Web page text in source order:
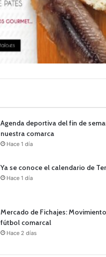
Agenda deportiva del fin de
nuestra comarca
Hace 1 día
Ya se conoce el calendario de
Hace 1 día
Mercado de Fichajes:
fútbol comarcal
Hace 2 días